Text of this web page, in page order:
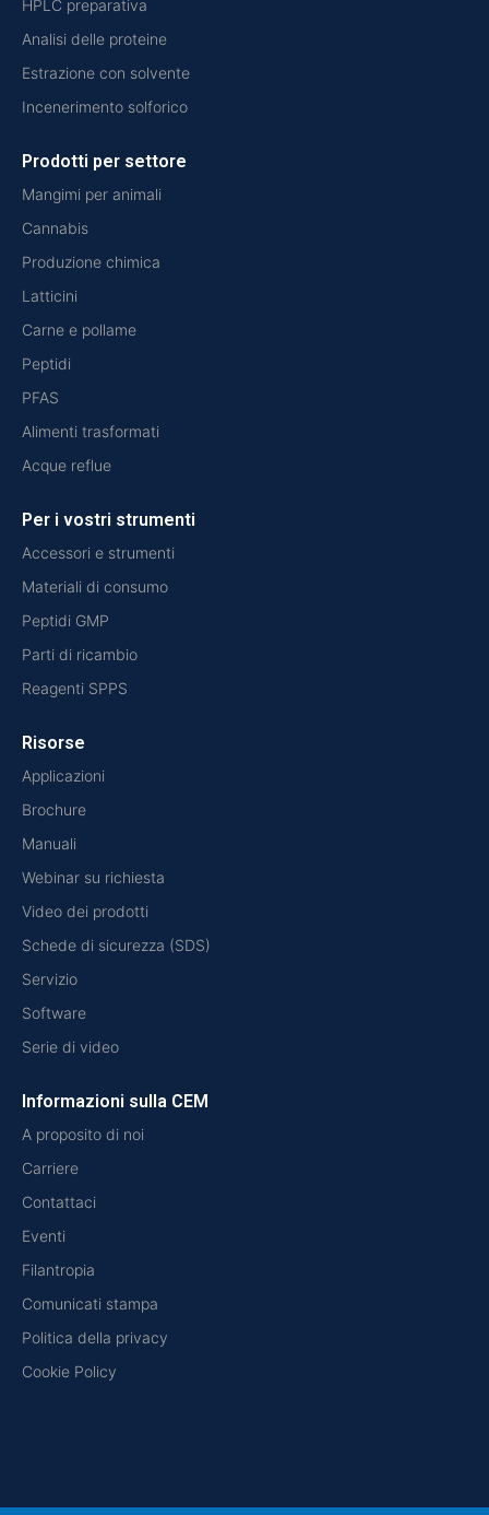
HPLC preparativa
Analisi delle proteine
Estrazione con solvente
Incenerimento solforico
Prodotti per settore
Mangimi per animali
Cannabis
Produzione chimica
Latticini
Carne e pollame
Peptidi
PFAS
Alimenti trasformati
Acque reflue
Per i vostri strumenti
Accessori e strumenti
Materiali di consumo
Peptidi GMP
Parti di ricambio
Reagenti SPPS
Risorse
Applicazioni
Brochure
Manuali
Webinar su richiesta
Video dei prodotti
Schede di sicurezza (SDS)
Servizio
Software
Serie di video
Informazioni sulla CEM
A proposito di noi
Carriere
Contattaci
Eventi
Filantropia
Comunicati stampa
Politica della privacy
Cookie Policy